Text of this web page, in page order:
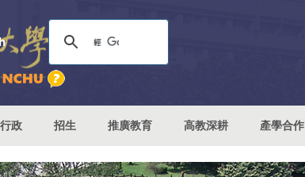
行政 招生 推廣教育 高教深耕 產學合作